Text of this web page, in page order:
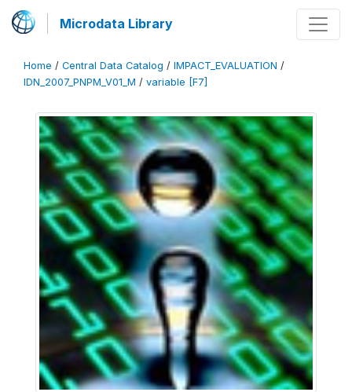
Microdata Library
Home / Central Data Catalog / IMPACT_EVALUATION /
IDN_2007_PNPM_V01_M / variable [F7]